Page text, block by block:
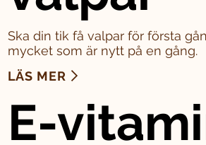
Ska din tik få valpar för första
mycket som är nytt på en gång.
LÄS MER
E-